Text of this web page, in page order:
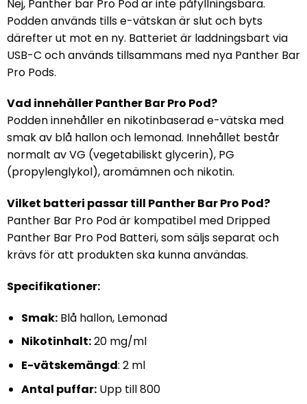
Nej, Panther bar Pro Pod är inte påfyllningsbara.
Podden används tills e-vätskan är slut och byts
därefter ut mot en ny. Batteriet är laddningsbart via
USB-C och används tillsammans med nya Panther Bar
Pro Pods.
Vad innehåller Panther Bar Pro Pod?
Podden innehåller en nikotinbaserad e-vätska med
smak av blå hallon och lemonad. Innehållet består
normalt av VG (vegetabiliskt glycerin), PG
(propylenglykol), aromämnen och nikotin.
Vilket batteri passar till Panther Bar Pro Pod?
Panther Bar Pro Pod är kompatibel med Dripped
Panther Bar Pro Pod Batteri, som säljs separat och
krävs för att produkten ska kunna användas.
Specifikationer:
Smak:Blå hallon, Lemonad
Nikotinhalt:20 mg/ml
E-vätskemängd: 2 ml
Antal puffar:Upp till 800